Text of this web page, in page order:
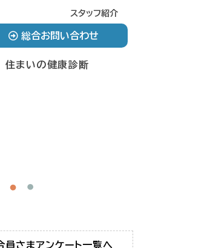
スタッフ紹介
総合お問い合わせ
住まいの健康診断
員さまアンケート一覧へ